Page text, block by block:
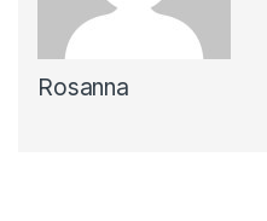
Rosanna